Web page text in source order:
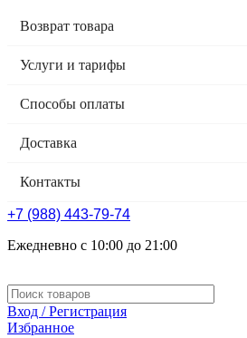
Возврат товара
Услуги и тарифы
Способы оплаты
Доставка
Контакты
+7 (988) 443-79-74
Ежедневно с 10:00 до 21:00
Вход / Регистрация
Избранное